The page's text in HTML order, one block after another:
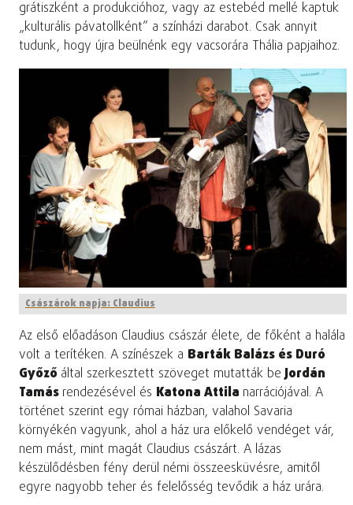
grátiszként a produkcióhoz, vagy az estebéd mellé kaptuk
„kulturális pávatollként” a színházi darabot. Csak annyit
tudunk, hogy újra beülnénk egy vacsorára Thália papjaihoz.
Császárok napja: Claudius
Az első előadáson Claudius császár élete, de főként a halála
volt a terítéken. A színészek a Barták Balázs és Duró
Győző által szerkesztett szöveget mutatták beJordán
Tamás rendezésével és Katona Attila narrációjával. A
történet szerint egy római házban, valahol Savaria
környékén vagyunk, ahol a ház ura előkelő vendéget vár,
nem mást, mint magát Claudius császárt. A lázas
készülődésben fény derül némi összeesküvésre, amitől
egyre nagyobb teher és felelősség tevődik a ház urára.